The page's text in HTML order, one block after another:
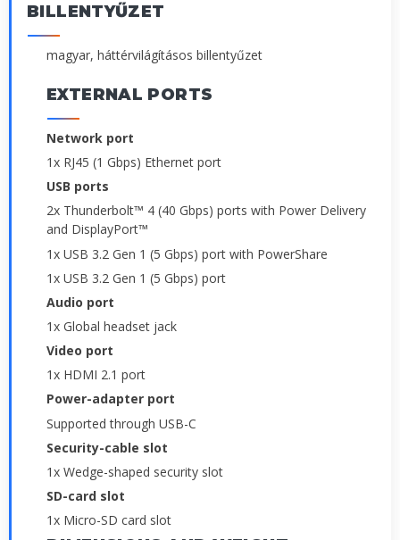
BILLENTYŰZET
magyar, háttérvilágításos billentyűzet
EXTERNAL PORTS
Network port
1x RJ45 (1 Gbps) Ethernet port
USB ports
2x Thunderbolt™ 4 (40 Gbps) ports with Power Delivery
and DisplayPort™
1x USB 3.2 Gen 1 (5 Gbps) port with PowerShare
1x USB 3.2 Gen 1 (5 Gbps) port
Audio port
1x Global headset jack
Video port
1x HDMI 2.1 port
Power-adapter port
Supported through USB-C
Security-cable slot
1x Wedge-shaped security slot
SD-card slot
1x Micro-SD card slot